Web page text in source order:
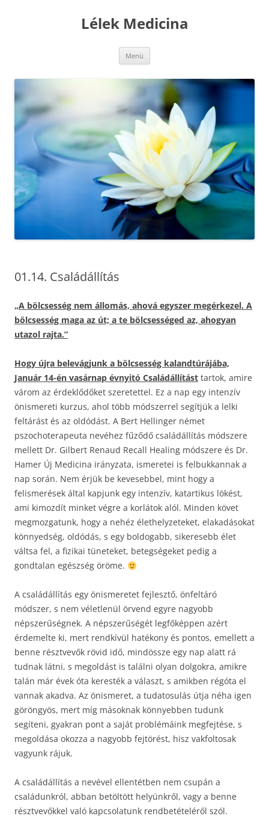
Lélek Medicina
Menü
01.14. Családállítás
„A bölcsesség nem állomás, ahová egyszer megérkezel. A
bölcsesség maga az út; a te bölcsességed az, ahogyan
utazol rajta.”
Hogy újra belevágjunk a bölcsesség kalandtúrájába,
Január 14-én vasárnap évnyitó Családállítást tartok, amire
várom az érdeklődőket szeretettel. Ez a nap egy intenzív
önismereti kurzus, ahol több módszerrel segítjük a lelki
feltárást és az oldódást. A Bert Hellinger német
pszochoterapeuta nevéhez fűződő családállítás módszere
mellett Dr. Gilbert Renaud Recall Healing módszere és Dr.
Hamer Új Medicina irányzata, ismeretei is felbukkannak a
nap során. Nem érjük be kevesebbel, mint hogy a
felismerések által kapjunk egy intenzív, katartikus lökést,
ami kimozdít minket végre a korlátok alól. Minden követ
megmozgatunk, hogy a nehéz élethelyzeteket, elakadásokat
könnyedség, oldódás, s egy boldogabb, sikeresebb élet
váltsa fel, a fizikai tüneteket, betegségeket pedig a
gondtalan egészség öröme.
A családállítás egy önismeretet fejlesztő, önfeltáró
módszer, s nem véletlenül örvend egyre nagyobb
népszerűségnek. A népszerűségét legfőképpen azért
érdemelte ki, mert rendkívül hatékony és pontos, emellett a
benne résztvevők rövid idő, mindössze egy nap alatt rá
tudnak látni, s megoldást is találni olyan dolgokra, amikre
talán már évek óta keresték a választ, s amikben régóta el
vannak akadva. Az önismeret, a tudatosulás útja néha igen
göröngyös, mert míg másoknak könnyebben tudunk
segíteni, gyakran pont a saját problémáink megfejtése, s
megoldása okozza a nagyobb fejtörést, hisz vakfoltosak
vagyunk rájuk.
A családállítás a nevével ellentétben nem csupán a
családunkról, abban betöltött helyünkről, vagy a benne
résztvevőkkel való kapcsolatunk rendbetételéről szól.